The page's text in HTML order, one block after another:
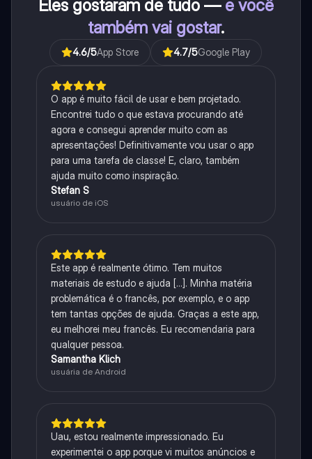
Eles gostaram de tudo — e você
também vai gostar.
4.6/5App Store 4.7/5Google Play
O app é muito fácil de usar e bem projetado.
Encontrei tudo o que estava procurando até
agora e consegui aprender muito com as
apresentações! Definitivamente vou usar o app
para uma tarefa de classe! E, claro, também
ajuda muito como inspiração.
Stefan S
usuário de iOS
Este app é realmente ótimo. Tem muitos
materiais de estudo e ajuda [...]. Minha matéria
problemática é o francês, por exemplo, e o app
tem tantas opções de ajuda. Graças a este app,
eu melhorei meu francês. Eu recomendaria para
qualquer pessoa.
Samantha Klich
usuária de Android
Uau, estou realmente impressionado. Eu
experimentei o app porque vi muitos anúncios e